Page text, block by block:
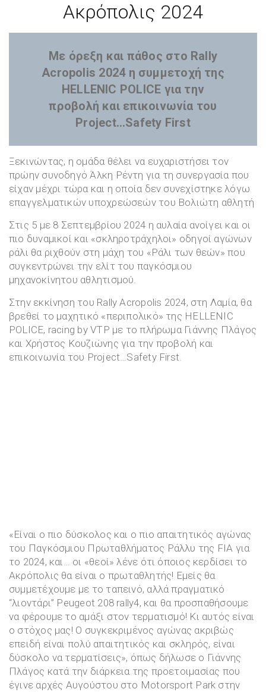
Ακρόπολις 2024
Με όρεξη και πάθος στο Rally
Acropolis 2024 η συμμετοχή της
HELLENIC POLICE για την
προβολή και επικοινωνία του
Project…Safety First
Ξεκινώντας, η ομάδα θέλει να ευχαριστήσει τον
πρώην συνοδηγό Άλκη Ρέντη για τη συνεργασία που
είχαν μέχρι τώρα και η οποία δεν συνεχίστηκε λόγω
επαγγελματικών υποχρεώσεών του Βολιώτη αθλητή
Στις 5 με 8 Σεπτεμβρίου 2024 η αυλαία ανοίγει και οι
πιο δυναμικοί και «σκληροτράχηλοι» οδηγοί αγώνων
ράλι θα ριχθούν στη μάχη του «Ράλι των θεών» που
συγκεντρώνει την ελίτ του παγκόσμιου
μηχανοκίνητου αθλητισμού.
Στην εκκίνηση του Rally Acropolis 2024, στη Λαμία, θα
βρεθεί το μαχητικό «περιπολικό» της HELLENIC
POLICE, racing by VTP με το πλήρωμα Γιάννης Πλάγος
και Χρήστος Κουζιώνης για την προβολή και
επικοινωνία του Project…Safety First.
«Είναι ο πιο δύσκολος και ο πιο απαιτητικός αγώνας
του Παγκόσμιου Πρωταθλήματος Ράλλυ της FIA για
το 2024, και… οι «θεοί» λένε ότι όποιος κερδίσει το
Ακρόπολις θα είναι ο πρωταθλητής! Εμείς θα
συμμετέχουμε με το ταπεινό, αλλά πραγματικό
“λιοντάρι” Peugeot 208 rally4, και θα προσπαθήσουμε
να φέρουμε το αμάξι στον τερματισμό! Κι αυτός είναι
ο στόχος μας! Ο συγκεκριμένος αγώνας ακριβώς
επειδή είναι πολύ απαιτητικός και σκληρός, είναι
δύσκολο να τερματίσεις», όπως δήλωσε ο Γιάννης
Πλάγος κατά την διάρκεια της προετοιμασίας που
έγινε αρχές Αυγούστου στο Motorsport Park στην